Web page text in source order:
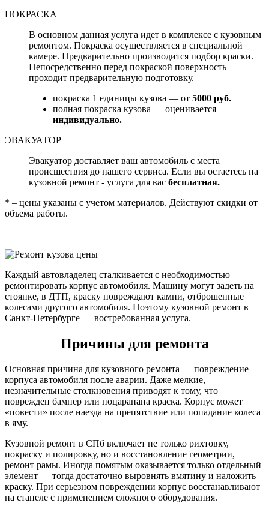
ПОКРАСКА
В основном данная услуга идет в комплексе с кузовным
ремонтом. Покраска осуществляется в специальной
камере. Предварительно производится подбор краски.
Непосредственно перед покраской поверхность
проходит предварительную подготовку.
покраска 1 единицы кузова — от 5000 руб.
полная покраска кузова — оценивается
индивидуально.
ЭВАКУАТОР
Эвакуатор доставляет ваш автомобиль с места
происшествия до нашего сервиса. Если вы остаетесь на
кузовной ремонт - услуга для вас бесплатная.
* – цены указаны с учетом материалов. Действуют скидки от
объема работы.
Каждый автовладелец сталкивается с необходимостью
ремонтировать корпус автомобиля. Машину могут задеть на
стоянке, в ДТП, краску повреждают камни, отброшенные
колесами другого автомобиля. Поэтому кузовной ремонт в
Санкт-Петербурге — востребованная услуга.
Причины для ремонта
Основная причина для кузовного ремонта — повреждение
корпуса автомобиля после аварии. Даже мелкие,
незначительные столкновения приводят к тому, что
поврежден бампер или поцарапана краска. Корпус может
«повести» после наезда на препятствие или попадание колеса
в яму.
Кузовной ремонт в СПб включает не только рихтовку,
покраску и полировку, но и восстановление геометрии,
ремонт рамы. Иногда помятым оказывается только отдельный
элемент — тогда достаточно выровнять вмятину и наложить
краску. При серьезном повреждении корпус восстанавливают
на стапеле с применением сложного оборудования.